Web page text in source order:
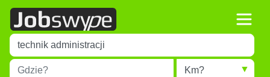
Title
Type 1 or more characters for results.
Miejscowość Radius